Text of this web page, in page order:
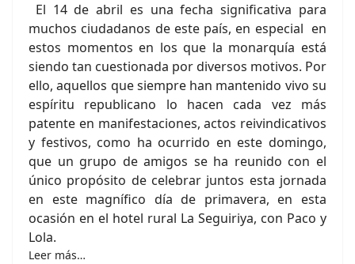
El 14 de abril es una fecha significativa para
muchos ciudadanos de este país, en especial en
estos momentos en los que la monarquía está
siendo tan cuestionada por diversos motivos. Por
ello, aquellos que siempre han mantenido vivo su
espíritu republicano lo hacen cada vez más
patente en manifestaciones, actos reivindicativos
y festivos, como ha ocurrido en este domingo,
que un grupo de amigos se ha reunido con el
único propósito de celebrar juntos esta jornada
en este magnífico día de primavera, en esta
ocasión en el hotel rural La Seguiriya, con Paco y
Lola.
Leer más…